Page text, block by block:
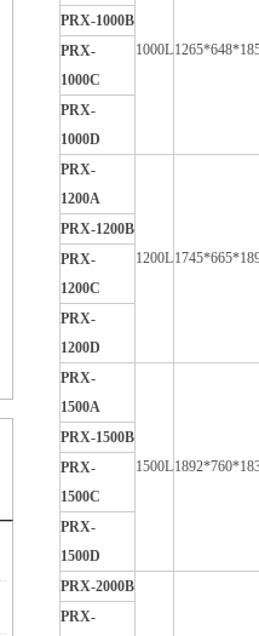
1000L
PRX-1000B
PRX-
1000C
PRX-
1000D
PRX-
1200A
1200L
PRX-1200B
PRX-
1200C
PRX-
1200D
PRX-
1500A
1500L
PRX-1500B
PRX-
1500C
PRX-
1500D
PRX-2000B
PRX-